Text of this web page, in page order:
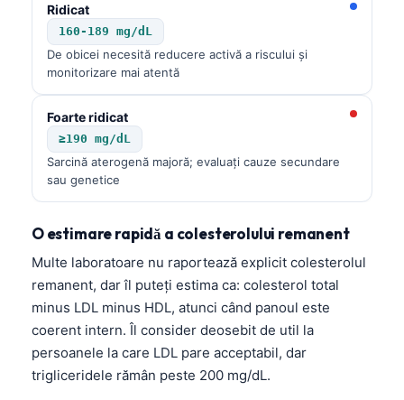
Ridicat
160-189 mg/dL
De obicei necesită reducere activă a riscului și
monitorizare mai atentă
Foarte ridicat
≥190 mg/dL
Sarcină aterogenă majoră; evaluați cauze secundare
sau genetice
O estimare rapidă a colesterolului remanent
Multe laboratoare nu raportează explicit colesterolul
remanent, dar îl puteți estima ca: colesterol total
minus LDL minus HDL, atunci când panoul este
coerent intern. Îl consider deosebit de util la
persoanele la care LDL pare acceptabil, dar
trigliceridele rămân peste 200 mg/dL.
한국어
Slovenščina
Magyar
Shqip
বাংলা
اردو
मराठी
తెలుగు
தமிழ்
ગુજરાતી
മലയാളം
Bahasa Melayu